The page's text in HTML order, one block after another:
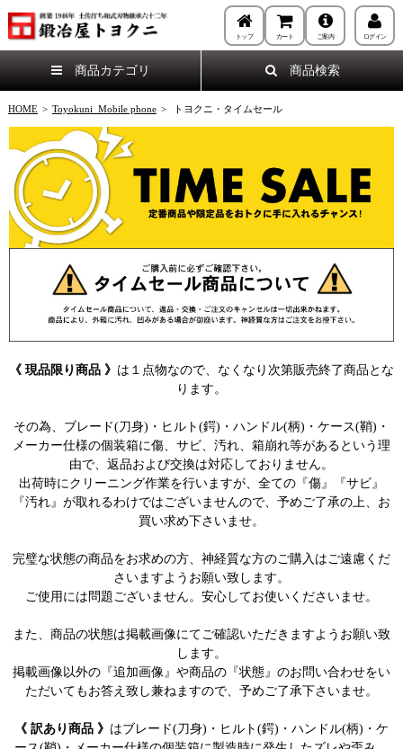
トップ カート ご案内 ログイン
商品カテゴリ 商品検索
HOME > Toyokuni_Mobile phone > トヨクニ・タイムセール
《 現品限り商品 》 は１点物なので、なくなり次第販売終了商品とな
ります。
その為、ブレード(刀身)・ヒルト(鍔)・ハンドル(柄)・ケース(鞘)・
メーカー仕様の個装箱に傷、サビ、汚れ、箱崩れ等があるという理
由で、返品および交換は対応しておりません。
出荷時にクリーニング作業を行いますが、全ての『傷』『サビ』
『汚れ』が取れるわけではございませんので、予めご了承の上、お
買い求め下さいませ。
完璧な状態の商品をお求めの方、神経質な方のご購入はご遠慮くだ
さいますようお願い致します。
ご使用には問題ございません。安心してお使いくださいませ。
また、商品の状態は掲載画像にてご確認いただきますようお願い致
します。
掲載画像以外の『追加画像』や商品の『状態』のお問い合わせをい
ただいてもお答え致し兼ねますので、予めご了承下さいませ。
《 訳あり商品 》 はブレード(刀身)・ヒルト(鍔)・ハンドル(柄)・ケ